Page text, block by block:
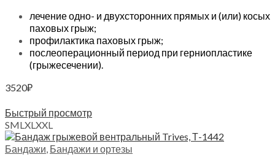
лечение одно- и двухсторонних прямых и (или) косых
паховых грыж;
профилактика паховых грыж;
послеоперационный период при герниопластике
(грыжесечении).
3520₽
Быстрый просмотр
SMLXLXXL
Бандажи, Бандажи и ортезы